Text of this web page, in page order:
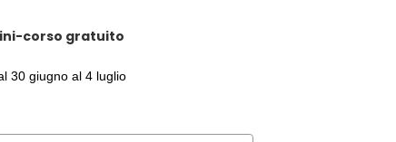
corso gratuito
30 giugno al 4 luglio